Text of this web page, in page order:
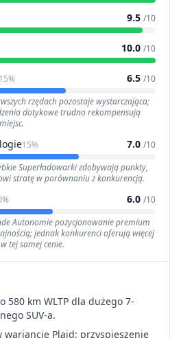
9.5 /10
10.0 /10
15% 6.5 /10
rzędach pozostaje wystarczająca;
dotykowe trudno rekompensują
15% 7.0 /10
Superładowarki zdobywają punkty,
stratę w porównaniu z konkurencją.
6.0 /10
Autonomie pozycjonowanie premium
jednak konkurenci oferują więcej
tej samej cenie.
580 km WLTP dla dużego 7-
SUV-a.
wariancie Plaid: przyspieszenie